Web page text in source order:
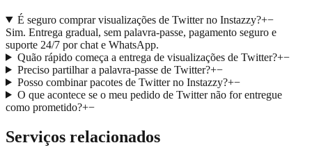
É seguro comprar visualizações de Twitter no Instazzy?+−
Sim. Entrega gradual, sem palavra-passe, pagamento seguro e
suporte 24/7 por chat e WhatsApp.
Quão rápido começa a entrega de visualizações de Twitter?+−
Preciso partilhar a palavra-passe de Twitter?+−
Posso combinar pacotes de Twitter no Instazzy?+−
O que acontece se o meu pedido de Twitter não for entregue
como prometido?+−
Serviços relacionados